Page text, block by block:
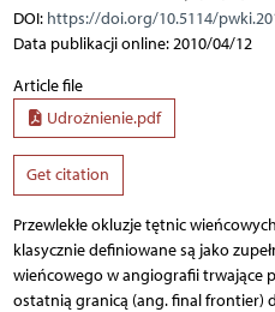
DOI: https://doi.org/10.5114/
Data publikacji online: 2010/04/12
Article file
Udrożnienie.pdf
Get citation
Przewlekłe okluzje tętnic
klasycznie definiowane są jako
wieńcowego w angiografii trwające
ostatnią granicą (ang. final frontier)